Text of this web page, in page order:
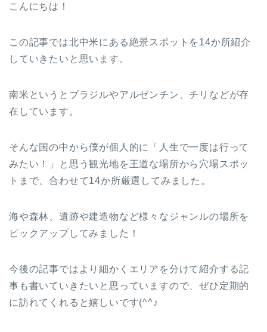
こんにちは！
この記事では北中米にある絶景スポットを14か所紹介
していきたいと思います。
南米というとブラジルやアルゼンチン、チリなどが存
在しています。
そんな国の中から僕が個人的に「人生で一度は行って
みたい！」と思う観光地を王道な場所から穴場スポッ
トまで、合わせて14か所厳選してみました。
海や森林、遺跡や建造物など様々なジャンルの場所を
ピックアップしてみました！
今後の記事ではより細かくエリアを分けて紹介する記
事も書いていきたいと思っていますので、ぜひ定期的
に訪れてくれると嬉しいです(^^♪